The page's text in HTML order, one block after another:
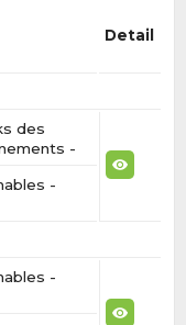
Detail
des
-
-
-